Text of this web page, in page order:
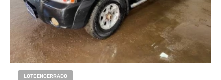
LOTE ENCERRADO